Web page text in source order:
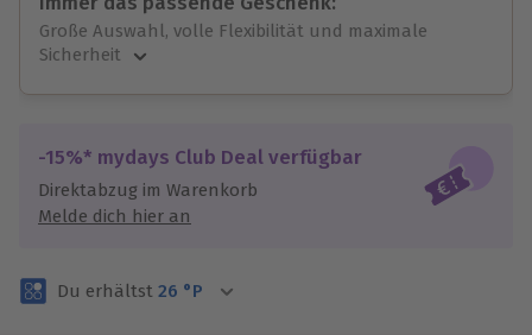
Große Auswahl, volle Flexibilität und maximale
Sicherheit
Jeder Gutschein für alle Erlebnisse einlösbar.
Maximale Sicherheit
3 Jahre gültig & verlängerbar.
-15%* mydays Club Deal verfügbar
Direktabzug im Warenkorb
Melde dich hier an
Du erhältst 26 °P